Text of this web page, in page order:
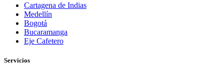
Cartagena de Indias
Medellín
Bogotá
Bucaramanga
Eje Cafetero
Servicios